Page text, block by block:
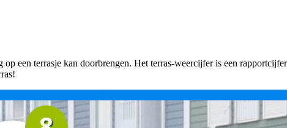
een terrasje kan doorbrengen. Het terras-weercijfer is een